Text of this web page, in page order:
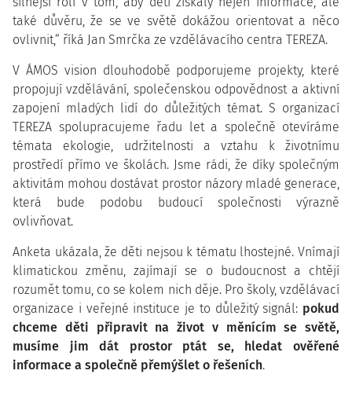
také důvěru, že se ve světě dokážou orientovat a něco
ovlivnit,“ říká Jan Smrčka ze vzdělávacího centra TEREZA.
V ÁMOS vision dlouhodobě podporujeme projekty, které
propojují vzdělávání, společenskou odpovědnost a aktivní
zapojení mladých lidí do důležitých témat. S organizací
TEREZA spolupracujeme řadu let a společně otevíráme
témata ekologie, udržitelnosti a vztahu k životnímu
prostředí přímo ve školách. Jsme rádi, že díky společným
aktivitám mohou dostávat prostor názory mladé generace,
která bude podobu budoucí společnosti výrazně
ovlivňovat.
Anketa ukázala, že děti nejsou k tématu lhostejné. Vnímají
klimatickou změnu, zajímají se o budoucnost a chtějí
rozumět tomu, co se kolem nich děje. Pro školy, vzdělávací
organizace i veřejné instituce je to důležitý signál: pokud
chceme děti připravit na život v měnícím se světě,
musíme jim dát prostor ptát se, hledat ověřené
informace a společně přemýšlet o řešeních.